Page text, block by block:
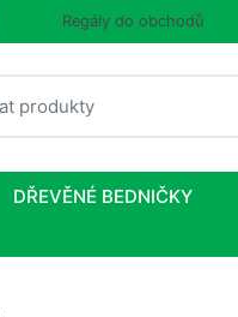
Regály do obchodů
DŘEVĚNÉ BEDNIČKY